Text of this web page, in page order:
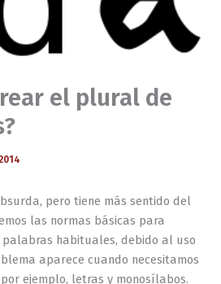
el plural de
pero tiene más sentido del
las normas básicas para
habituales, debido al uso
aparece cuando necesitamos
ejemplo, letras y monosílabos.